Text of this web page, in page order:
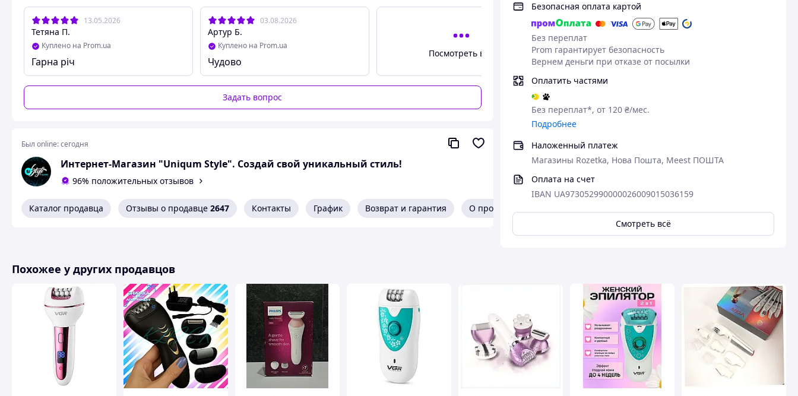
Безопасная оплата картой
Без переплат
Prom гарантирует безопасность
Вернем деньги при отказе от посылки
Оплатить частями
Без переплат*, от 120 ₴/мес.
Подробнее
Наложенный платеж
Магазины Rozetka, Нова Пошта, Meest ПОШТА
Оплата на счет
IBAN UA973052990000026009015036159
Смотреть всё
Насадка для чувствительных зон Да
Насадка для точечного удаления
волос
Насадка для зоны бикини
Насадка для ограничения зоны
Да
Эпилятор, триммер для зоны бикини, подмышек и других частей тела.
5 в 1
В комплекте 4 насадки
Маленькая триммерная головка обеспечивает точные результаты
Создайте стиль или придайте форму зоне бикини. Используйте маленькую головку триммера, чтобы
получить желаемый вид, и обрежьте до 0,5 мм.
Закругленные кончики эффективно состригают волосы, защищая кожу.
Закругленные насадки для стрижки работают как по волшебству, поэтому вы можете безопасно и
эффективно подровнять линию бикини. Никаких зазубрин и порезов.
Насадки-гребни позволяют подстригать волосы разной длины.
Попробуйте разные длины и стили. Выберите между 0,5, 3 или 5 мм для ровной, ухоженной области бикини.
13.05.2026
Тетяна П.
Куплено на Prom.ua
Гарна річ
03.08.2026
Артур Б.
Куплено на Prom.ua
Чудово
Посмотреть все
Задать вопрос
Был online:сегодня
Интернет-Магазин "Uniqum Style". Создай свой уникальный стиль!
96% положительных отзывов
Каталог продавца Отзывы о продавце 2647 Контакты График Возврат и гарантия О продавце
Похожее у других продавцов